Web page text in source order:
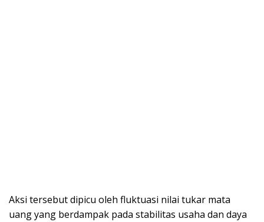
Aksi tersebut dipicu oleh fluktuasi nilai tukar mata
uang yang berdampak pada stabilitas usaha dan daya